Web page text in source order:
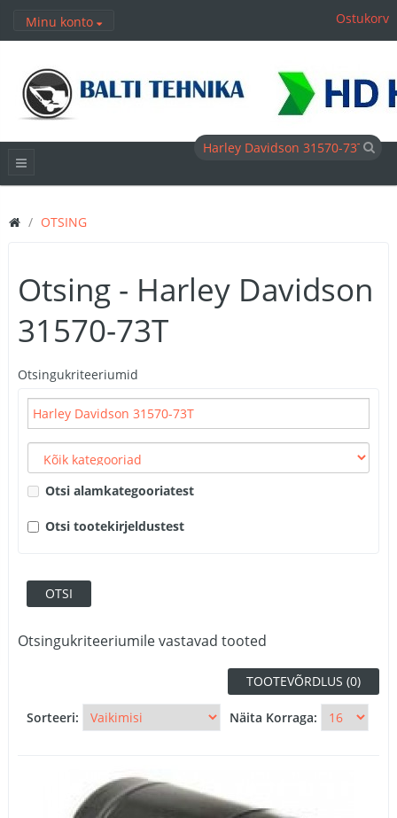
Minu konto Ostukorv
OTSING
Otsing - Harley Davidson
31570-73T
Otsingukriteeriumid
Otsi alamkategooriatest
Otsi tootekirjeldustest
Otsingukriteeriumile vastavad tooted
TOOTEVÕRDLUS (0)
Sorteeri: Näita Korraga: